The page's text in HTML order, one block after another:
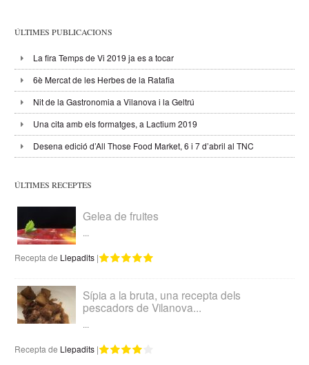
ÚLTIMES PUBLICACIONS
La fira Temps de Vi 2019 ja es a tocar
6è Mercat de les Herbes de la Ratafia
Nit de la Gastronomia a Vilanova i la Geltrú
Una cita amb els formatges, a Lactium 2019
Desena edició d’All Those Food Market, 6 i 7 d’abril al TNC
ÚLTIMES RECEPTES
Gelea de fruites
...
Recepta de Llepadits |
Sípia a la bruta, una recepta dels
pescadors de Vilanova...
...
Recepta de Llepadits |